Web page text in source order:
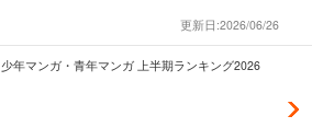
更新日:2026/06/26
少年マンガ・青年マンガ 上半期ランキング2026